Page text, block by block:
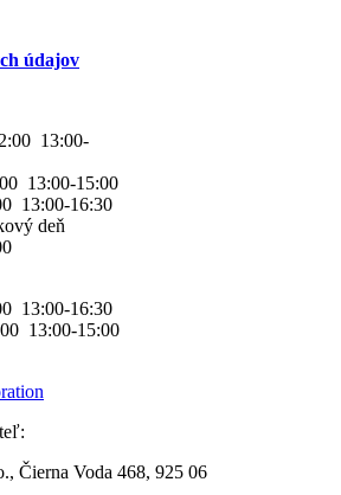
údajov
13:00-
13:00-15:00
13:00-16:30
deň
13:00-16:30
13:00-15:00
Čierna Voda 468, 925 06